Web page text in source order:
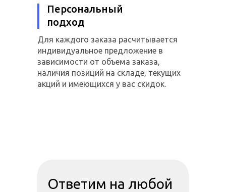
Персональный
подход
Для каждого заказа расчитывается
индивидуальное предложение в
зависимости от объема заказа,
наличия позиций на складе, текущих
акций и имеющихся у вас скидок.
Ответим на любой